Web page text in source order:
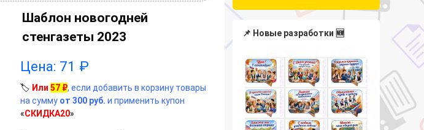
Шаблон новогодней
стенгазеты 2023
Цена: 71 ₽
🏷️ Или 57 ₽, если добавить в корзину товары
на сумму от 300 руб. и применить купон
«СКИДКА20»
📌 Новые разработки 🆕